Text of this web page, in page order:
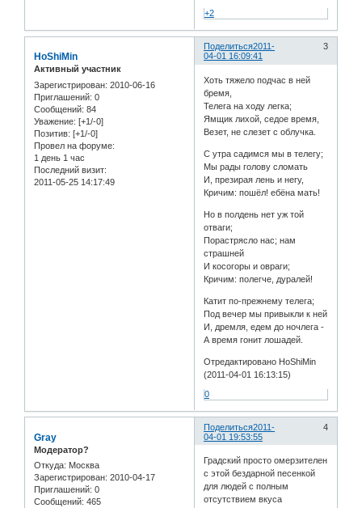
+2
Поделиться 3
2011-
04-01 16:09:41
HoShiMin
Активный участник
Зарегистрирован: 2010-06-16
Приглашений: 0
Сообщений: 84
Уважение: [+1/-0]
Позитив: [+1/-0]
Провел на форуме:
1 день 1 час
Последний визит:
2011-05-25 14:17:49
Хоть тяжело подчас в ней
бремя,
Телега на ходу легка;
Ямщик лихой, седое время,
Везет, не слезет с облучка.
С утра садимся мы в телегу;
Мы рады голову сломать
И, презирая лень и негу,
Кричим: пошёл! ебёна мать!
Но в полдень нет уж той
отваги;
Порастрясло нас; нам
страшней
И косогоры и овраги;
Кричим: полегче, дуралей!
Катит по-прежнему телега;
Под вечер мы привыкли к ней
И, дремля, едем до ночлега -
А время гонит лошадей.
Отредактировано HoShiMin
(2011-04-01 16:13:15)
0
Поделиться 4
2011-
04-01 19:53:55
Gray
Модератор?
Откуда: Москва
Зарегистрирован: 2010-04-17
Приглашений: 0
Сообщений: 465
Градский просто омерзителен
с этой бездарной песенкой
для людей с полным
отсутствием вкуса